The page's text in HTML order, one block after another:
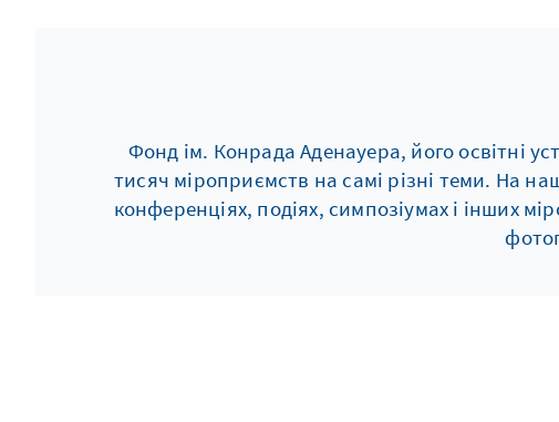
Фонд ім. Конрада Аденауера, його освітні
тисяч мiроприємств на самі різні теми. На
конференціях, подіях, симпозіумах і інших